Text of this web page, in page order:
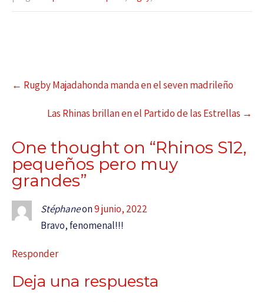
← Rugby Majadahonda manda en el seven madrileño
Las Rhinas brillan en el Partido de las Estrellas →
One thought on “Rhinos S12,
pequeños pero muy
grandes”
Stéphaneon9 junio, 2022
Bravo, fenomenal!!!
Responder
Deja una respuesta